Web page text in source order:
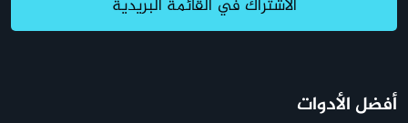
الأشتراك في القائمة البريدية
أفضل الأدوات